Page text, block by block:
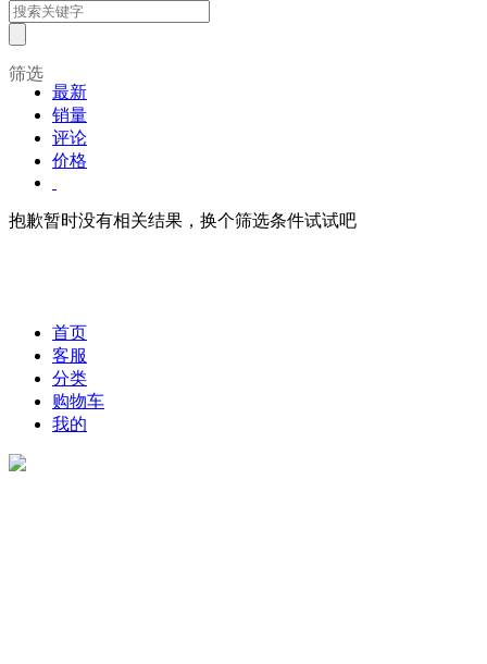
筛选
最新
销量
评论
价格
抱歉暂时没有相关结果，换个筛选条件试试吧
首页
客服
分类
购物车
我的